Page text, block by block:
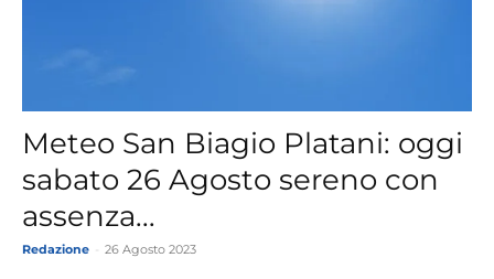
Meteo San Biagio Platani: oggi
sabato 26 Agosto sereno con
assenza...
Redazione 26 Agosto 2023